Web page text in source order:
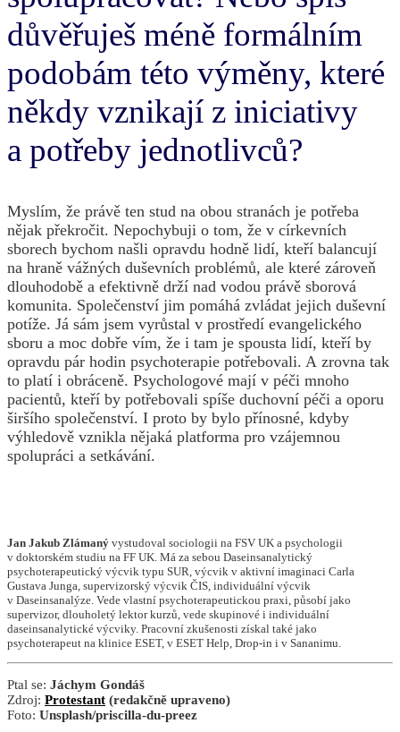
důvěřuješ méně formálním
podobám této výměny, které
někdy vznikají z iniciativy
a potřeby jednotlivců?
Myslím, že právě ten stud na obou stranách je potřeba
nějak překročit. Nepochybuji o tom, že v církevních
sborech bychom našli opravdu hodně lidí, kteří balancují
na hraně vážných duševních problémů, ale které zároveň
dlouhodobě a efektivně drží nad vodou právě sborová
komunita. Společenství jim pomáhá zvládat jejich duševní
potíže. Já sám jsem vyrůstal v prostředí evangelického
sboru a moc dobře vím, že i tam je spousta lidí, kteří by
opravdu pár hodin psychoterapie potřebovali. A zrovna tak
to platí i obráceně. Psychologové mají v péči mnoho
pacientů, kteří by potřebovali spíše duchovní péči a oporu
širšího společenství. I proto by bylo přínosné, kdyby
výhledově vznikla nějaká platforma pro vzájemnou
spolupráci a setkávání.
Jan Jakub Zlámaný vystudoval sociologii na FSV UK a psychologii
v doktorském studiu na FF UK. Má za sebou Daseinsanalytický
psychoterapeutický výcvik typu SUR, výcvik v aktivní imaginaci Carla
Gustava Junga, supervizorský výcvik ČIS, individuální výcvik
v Daseinsanalýze. Vede vlastní psychoterapeutickou praxi, působí jako
supervizor, dlouholetý lektor kurzů, vede skupinové i individuální
daseinsanalytické výcviky. Pracovní zkušenosti získal také jako
psychoterapeut na klinice ESET, v ESET Help, Drop-in i v Sananimu.
Ptal se: Jáchym Gondáš
Zdroj: Protestant (redakčně upraveno)
Foto: Unsplash/priscilla-du-preez